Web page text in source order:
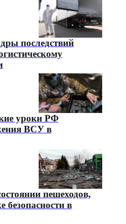
последствий
уроки РФ
ВСУ в
пешеходов,
безопасности в